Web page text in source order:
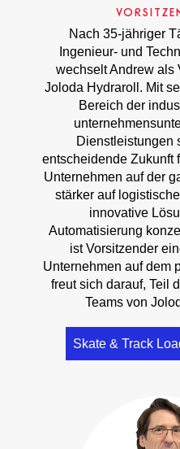
Nach 35-jähriger
Ingenieur- und
wechselt Andrew als
Joloda Hydraroll. Mit
Bereich der
Dienstleistungen
entscheidende Zukunft
Unternehmen auf der
stärker auf
innovative
Automatisierung
ist Vorsitzender
Unternehmen auf dem
freut sich darauf, Teil
Teams von
Skate & Track